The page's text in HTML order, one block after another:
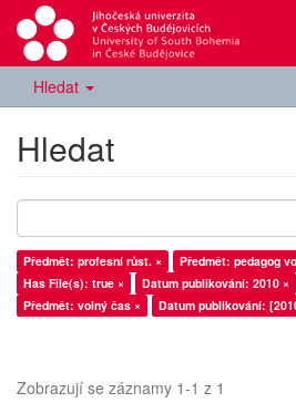
Hledat
Hledat
Předmět: profesní růst. ×
Předmět: pedagog
Has File(s): true ×
Datum publikování: 2010 ×
Předmět: volný čas ×
Datum publikování:
Zobrazují se záznamy 1-1 z 1